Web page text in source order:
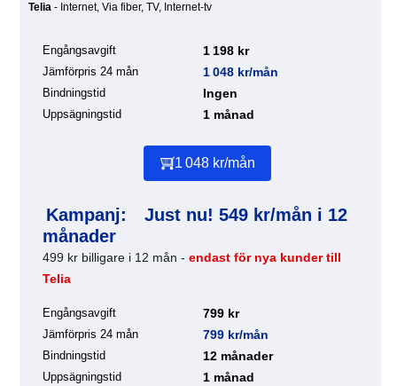
Telia - Internet, Via fiber, TV, Internet-tv
Engångsavgift 1 198 kr
Jämförpris 24 mån 1 048 kr/mån
Bindningstid Ingen
Uppsägningstid 1 månad
1 048 kr/mån
Kampanj:
Just nu! 549 kr/mån i 12
månader
499 kr billigare i 12 mån - endast för nya kunder till
Telia
Engångsavgift 799 kr
Jämförpris 24 mån 799 kr/mån
Bindningstid 12 månader
Uppsägningstid 1 månad